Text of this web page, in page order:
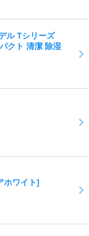
ル Tシリーズ
クト 清潔 除湿
ホワイト]